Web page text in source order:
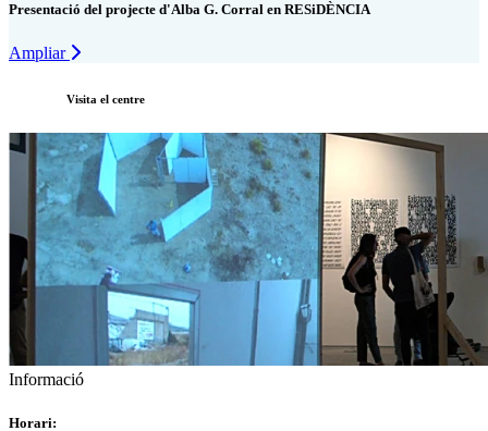
Presentació del projecte d'Alba G. Corral en RESiDÈNCIA
Ampliar
Visita el centre
Informació
Horari: